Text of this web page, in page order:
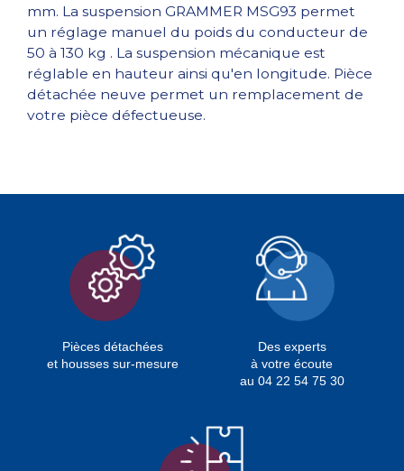
mm. La suspension GRAMMER MSG93 permet
un réglage manuel du poids du conducteur de
50 à 130 kg . La suspension mécanique est
réglable en hauteur ainsi qu'en longitude. Pièce
détachée neuve permet un remplacement de
votre pièce défectueuse.
Pièces détachées
et housses sur-mesure
Des experts
à votre écoute
au 04 22 54 75 30